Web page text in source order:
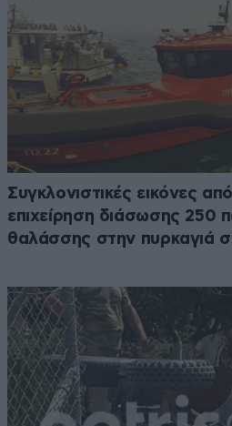
Συγκλονιστικές εικόνες
επιχείρηση διάσωσης 250
θαλάσσης στην πυρκαγιά